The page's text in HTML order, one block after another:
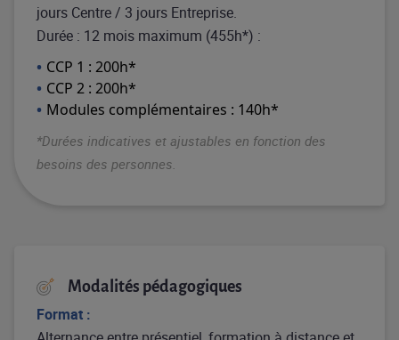
jours Centre / 3 jours Entreprise.
Durée : 12 mois maximum (455h*) :
CCP 1 : 200h*
CCP 2 : 200h*
Modules complémentaires : 140h*
*Durées indicatives et ajustables en fonction des
besoins des personnes.
Modalités pédagogiques
Format :